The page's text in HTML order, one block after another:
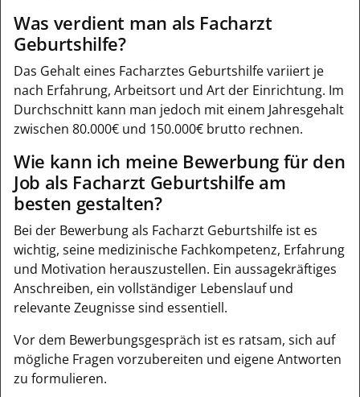
Was verdient man als Facharzt
Geburtshilfe?
Das Gehalt eines Facharztes Geburtshilfe variiert je
nach Erfahrung, Arbeitsort und Art der Einrichtung. Im
Durchschnitt kann man jedoch mit einem Jahresgehalt
zwischen 80.000€ und 150.000€ brutto rechnen.
Wie kann ich meine Bewerbung für den
Job als Facharzt Geburtshilfe am
besten gestalten?
Bei der Bewerbung als Facharzt Geburtshilfe ist es
wichtig, seine medizinische Fachkompetenz, Erfahrung
und Motivation herauszustellen. Ein aussagekräftiges
Anschreiben, ein vollständiger Lebenslauf und
relevante Zeugnisse sind essentiell.
Vor dem Bewerbungsgespräch ist es ratsam, sich auf
mögliche Fragen vorzubereiten und eigene Antworten
zu formulieren.